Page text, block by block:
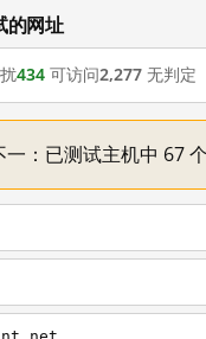
网址
434 可访问2,277 无判定
：已测试主机中 67 个